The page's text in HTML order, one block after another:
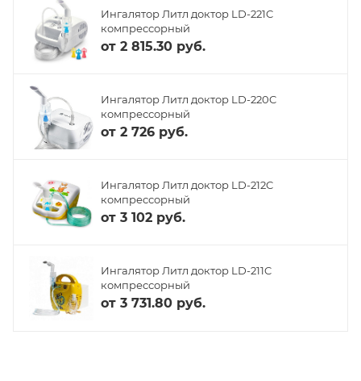
Ингалятор Литл доктор LD-221C
компрессорный
от 2 815.30 руб.
Ингалятор Литл доктор LD-220C
компрессорный
от 2 726 руб.
Ингалятор Литл доктор LD-212C
компрессорный
от 3 102 руб.
Ингалятор Литл доктор LD-211C
компрессорный
от 3 731.80 руб.